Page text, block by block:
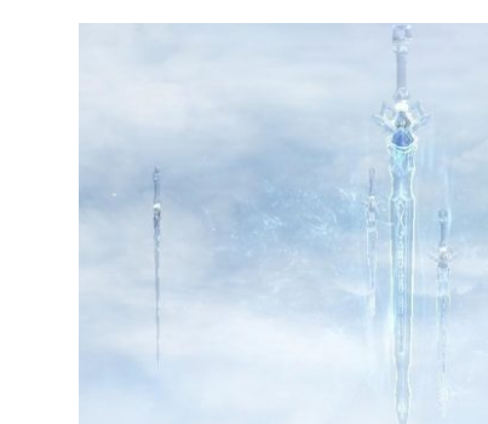
達
人
推
科